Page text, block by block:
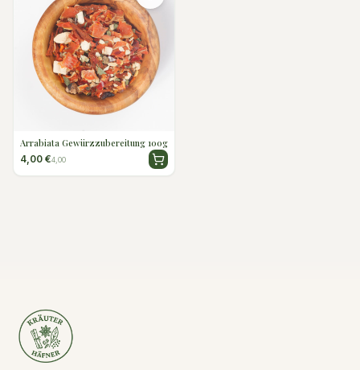
Arrabiata Gewürzzubereitung 100g
4,00 €4,00